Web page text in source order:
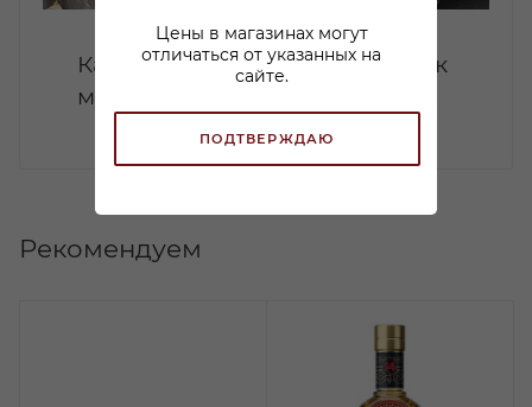
Цены в магазинах могут
отличаться от указанных на
сайте.
ПОДТВЕРЖДАЮ
Какой коньяк купить в подарок
мужчине: советы по выбору
Рекомендуем